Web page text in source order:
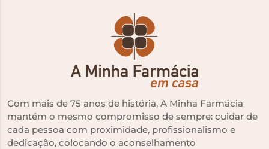
Com mais de 75 anos de história, A Minha Farmácia
mantém o mesmo compromisso de sempre: cuidar de
cada pessoa com proximidade, profissionalismo e
dedicação, colocando o aconselhamento